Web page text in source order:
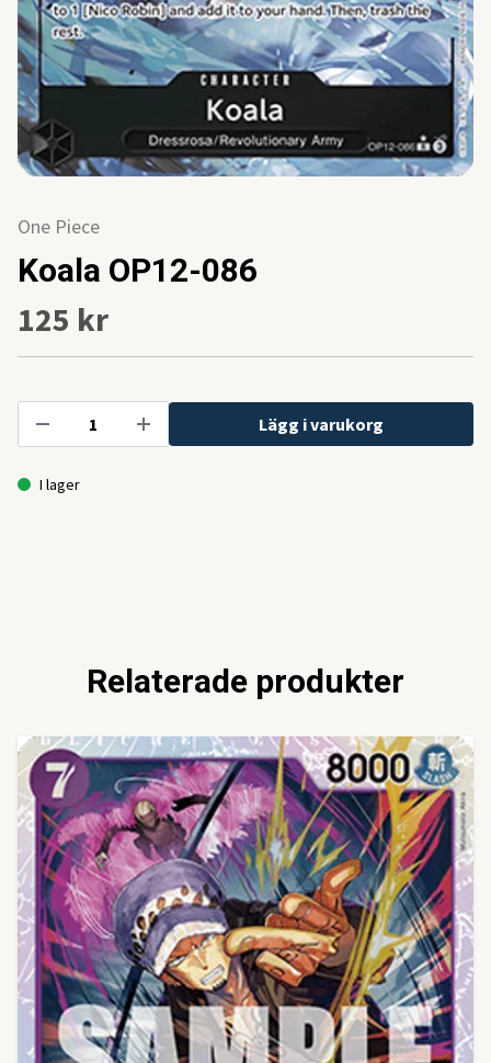
One Piece
Koala OP12-086
125 kr
Lägg i varukorg
I lager
Relaterade produkter